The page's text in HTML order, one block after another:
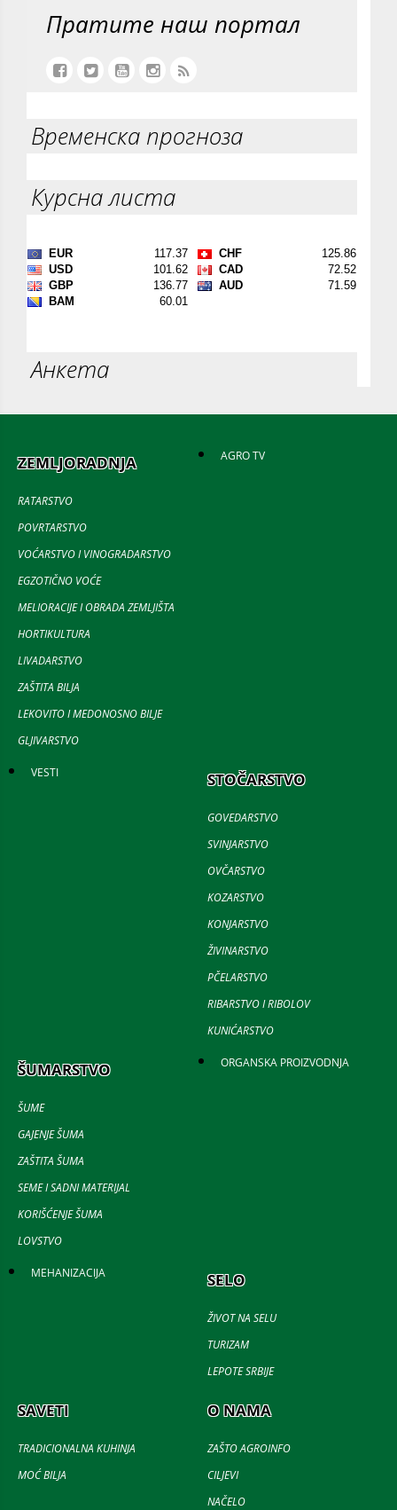
Пратите наш портал
Временска прогноза
Курсна листа
Анкета
ZEMLJORADNJA
RATARSTVO
POVRTARSTVO
VOĆARSTVO I VINOGRADARSTVO
EGZOTIČNO VOĆE
MELIORACIJE I OBRADA ZEMLJIŠTA
HORTIKULTURA
LIVADARSTVO
ZAŠTITA BILJA
LEKOVITO I MEDONOSNO BILJE
GLJIVARSTVO
AGRO TV
VESTI STOČARSTVO
GOVEDARSTVO
SVINJARSTVO
OVČARSTVO
KOZARSTVO
KONJARSTVO
ŽIVINARSTVO
PČELARSTVO
RIBARSTVO I RIBOLOV
KUNIĆARSTVO
ŠUMARSTVO
ŠUME
GAJENJE ŠUMA
ZAŠTITA ŠUMA
SEME I SADNI MATERIJAL
KORIŠĆENJE ŠUMA
LOVSTVO
ORGANSKA PROIZVODNJA
MEHANIZACIJA SELO
ŽIVOT NA SELU
TURIZAM
LEPOTE SRBIJE
SAVETI
TRADICIONALNA KUHINJA
MOĆ BILJA
O NAMA
ZAŠTO AGROINFO
CILJEVI
NAČELO